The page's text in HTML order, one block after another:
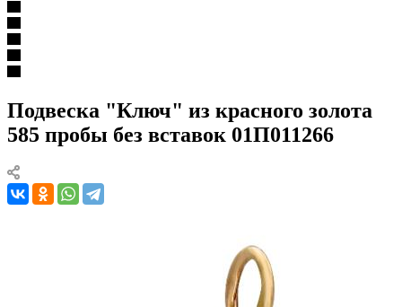
Подвеска "Ключ" из красного золота
585 пробы без вставок 01П011266